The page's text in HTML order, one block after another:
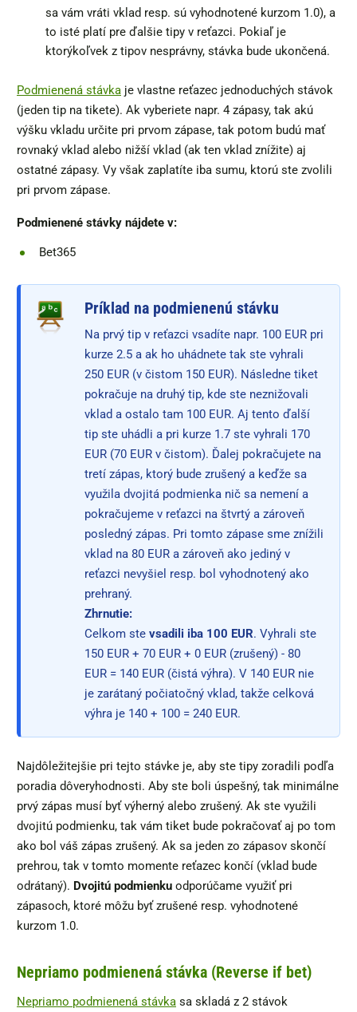
sa vám vráti vklad resp. sú vyhodnotené kurzom 1.0), a
to isté platí pre ďalšie tipy v reťazci. Pokiaľ je
ktorýkoľvek z tipov nesprávny, stávka bude ukončená.
Podmienená stávka je vlastne reťazec jednoduchých stávok
(jeden tip na tikete). Ak vyberiete napr. 4 zápasy, tak akú
výšku vkladu určite pri prvom zápase, tak potom budú mať
rovnaký vklad alebo nižší vklad (ak ten vklad znížite) aj
ostatné zápasy. Vy však zaplatíte iba sumu, ktorú ste zvolili
pri prvom zápase.
Podmienené stávky nájdete v:
Bet365
Príklad na podmienenú stávku
Na prvý tip v reťazci vsadíte napr. 100 EUR pri
kurze 2.5 a ak ho uhádnete tak ste vyhrali
250 EUR (v čistom 150 EUR). Následne tiket
pokračuje na druhý tip, kde ste neznižovali
vklad a ostalo tam 100 EUR. Aj tento ďalší
tip ste uhádli a pri kurze 1.7 ste vyhrali 170
EUR (70 EUR v čistom). Ďalej pokračujete na
tretí zápas, ktorý bude zrušený a keďže sa
využila dvojitá podmienka nič sa nemení a
pokračujeme v reťazci na štvrtý a zároveň
posledný zápas. Pri tomto zápase sme znížili
vklad na 80 EUR a zároveň ako jediný v
reťazci nevyšiel resp. bol vyhodnotený ako
prehraný.
Zhrnutie:
Celkom ste vsadili iba 100 EUR. Vyhrali ste
150 EUR + 70 EUR + 0 EUR (zrušený) - 80
EUR = 140 EUR (čistá výhra). V 140 EUR nie
je zarátaný počiatočný vklad, takže celková
výhra je 140 + 100 = 240 EUR.
Najdôležitejšie pri tejto stávke je, aby ste tipy zoradili podľa
poradia dôveryhodnosti. Aby ste boli úspešný, tak minimálne
prvý zápas musí byť výherný alebo zrušený. Ak ste využili
dvojitú podmienku, tak vám tiket bude pokračovať aj po tom
ako bol váš zápas zrušený. Ak sa jeden zo zápasov skončí
prehrou, tak v tomto momente reťazec končí (vklad bude
odrátaný). Dvojitú podmienku odporúčame využiť pri
zápasoch, ktoré môžu byť zrušené resp. vyhodnotené
kurzom 1.0.
Nepriamo podmienená stávka (Reverse if bet)
Nepriamo podmienená stávka sa skladá z 2 stávok